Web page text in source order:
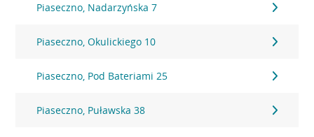
Piaseczno, Nadarzyńska 7
Piaseczno, Okulickiego 10
Piaseczno, Pod Bateriami 25
Piaseczno, Puławska 38